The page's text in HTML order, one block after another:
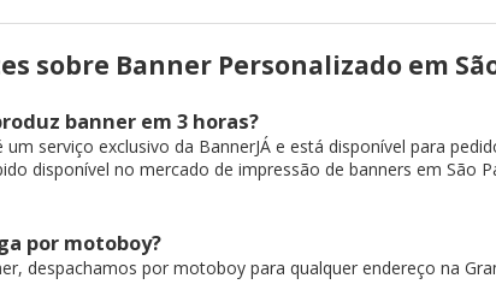
sobre Banner Personalizado em
banner em 3 horas?
um serviço exclusivo da BannerJÁ e está disponível para
disponível no mercado de impressão de banners em
por motoboy?
despachamos por motoboy para qualquer endereço na